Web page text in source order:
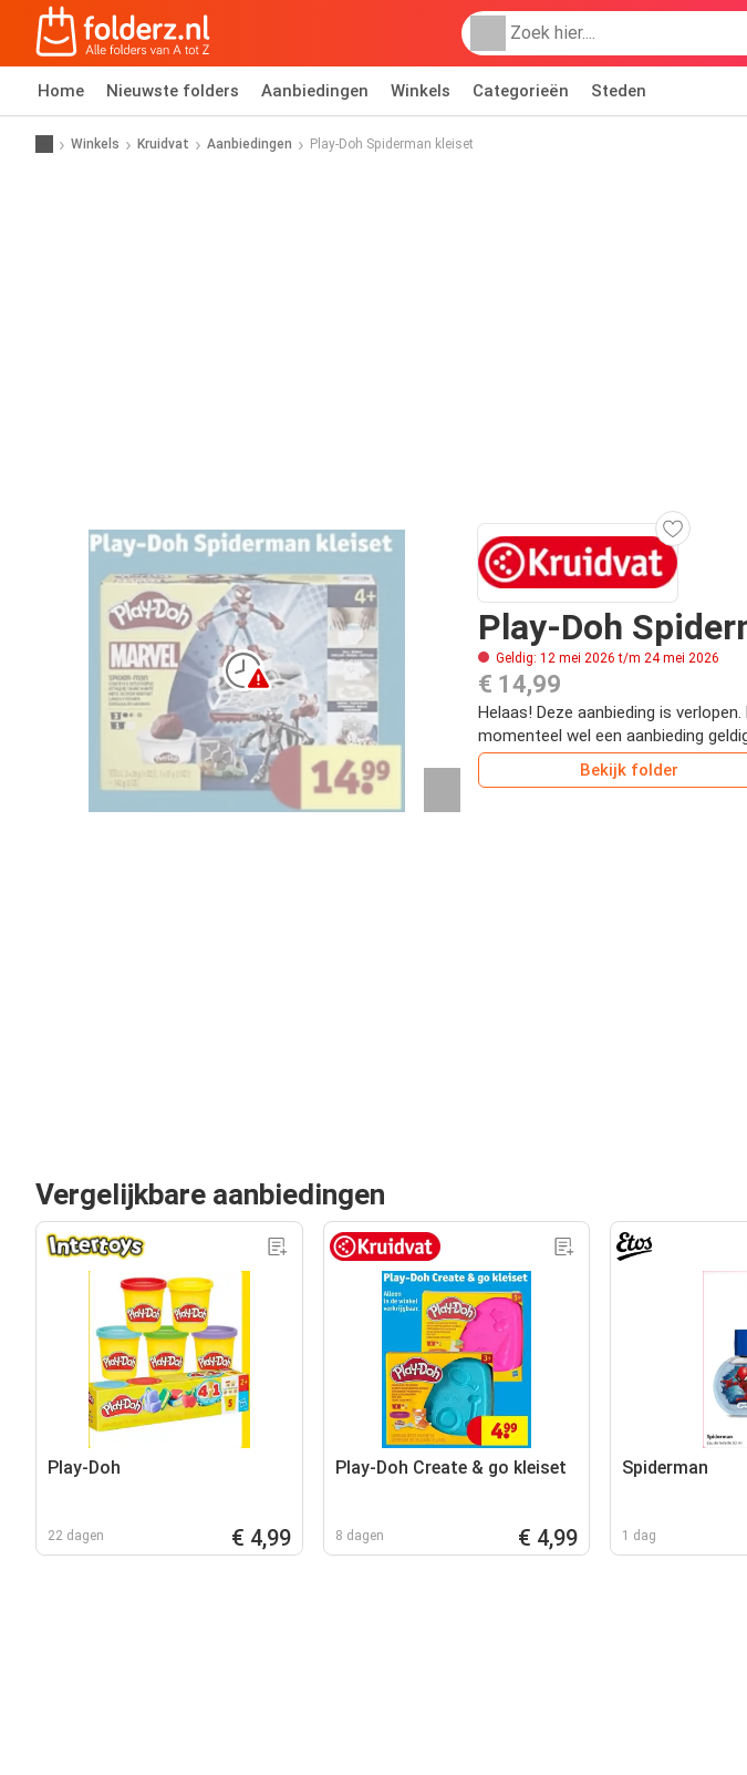
Home Nieuwste folders Aanbiedingen Winkels Categorieën Steden
Winkels Kruidvat Aanbiedingen Play-Doh Spiderman kleiset
Play-Doh
Geldig: 12 mei 2026 t/m 24 mei 2026
€ 14,99
Helaas! Deze aanbieding is verlopen.
momenteel wel een aanbieding
Bekijk folder
Vergelijkbare aanbiedingen
Play-Doh
22 dagen € 4,99
Play-Doh Create & go kleiset
8 dagen € 4,99
Spiderman
1 dag